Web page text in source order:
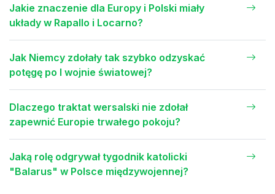
Jakie znaczenie dla Europy i Polski miały
układy w Rapallo i Locarno?
Jak Niemcy zdołały tak szybko odzyskać
potęgę po I wojnie światowej?
Dlaczego traktat wersalski nie zdołał
zapewnić Europie trwałego pokoju?
Jaką rolę odgrywał tygodnik katolicki
"Balarus" w Polsce międzywojennej?